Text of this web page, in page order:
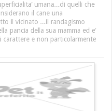
umana...di quelli che
il cane una
il vicinato ...il randagismo
pancia della sua mamma ed e’
carattere e non particolarmente